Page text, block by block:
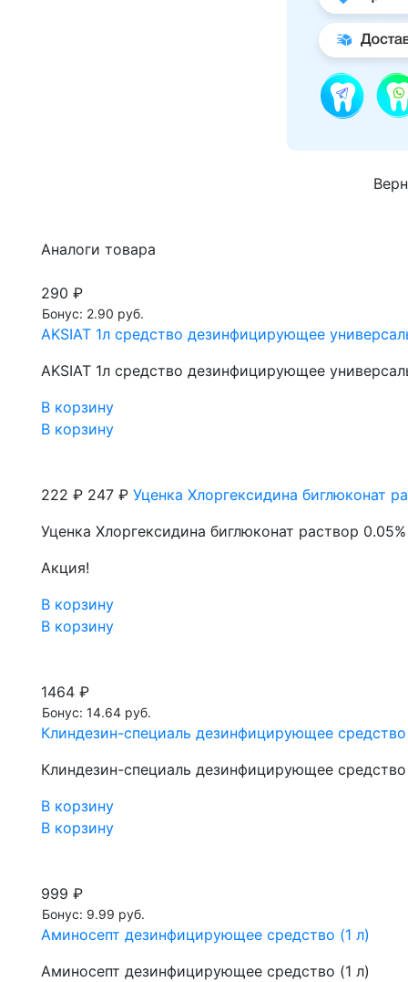
Аналоги товара
290 ₽
Бонус: 2.90 руб.
AKSIAT 1л средство дезинфицирующее
AKSIAT 1л средство дезинфицирующее
В корзину
В корзину
222 ₽ 247 ₽ Уценка Хлоргексидина биглюконат
Уценка Хлоргексидина биглюконат раствор
Акция!
В корзину
В корзину
1464 ₽
Бонус: 14.64 руб.
Клиндезин-специаль дезинфицирующее средство
Клиндезин-специаль дезинфицирующее средство
В корзину
В корзину
999 ₽
Бонус: 9.99 руб.
Аминосепт дезинфицирующее средство (1 л)
Аминосепт дезинфицирующее средство (1 л)